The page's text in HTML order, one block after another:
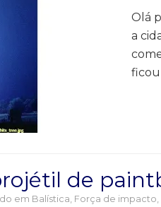
Olá
a
ficou
de
em Balística, Força de impacto,